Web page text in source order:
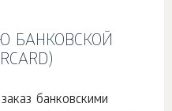
БАНКОВСКОЙ
банковскими